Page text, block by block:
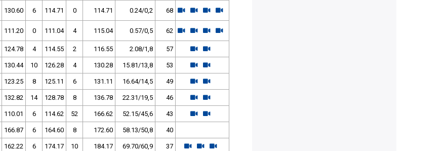
130.60 6 114.71 0 114.71 0.24/0,2 68
111.20 0 111.04 4 115.04 0.57/0,5 62
124.78 4 114.55 2 116.55 2.08/1,8 57
130.44 10 126.28 4 130.28 15.81/13,8 53
123.25 8 125.11 6 131.11 16.64/14,5 49
132.82 14 128.78 8 136.78 22.31/19,5 46
110.01 6 114.62 52 166.62 52.15/45,6 43
166.87 6 164.60 8 172.60 58.13/50,8 40
162.22 6 174.17 10 184.17 69.70/60,9 37